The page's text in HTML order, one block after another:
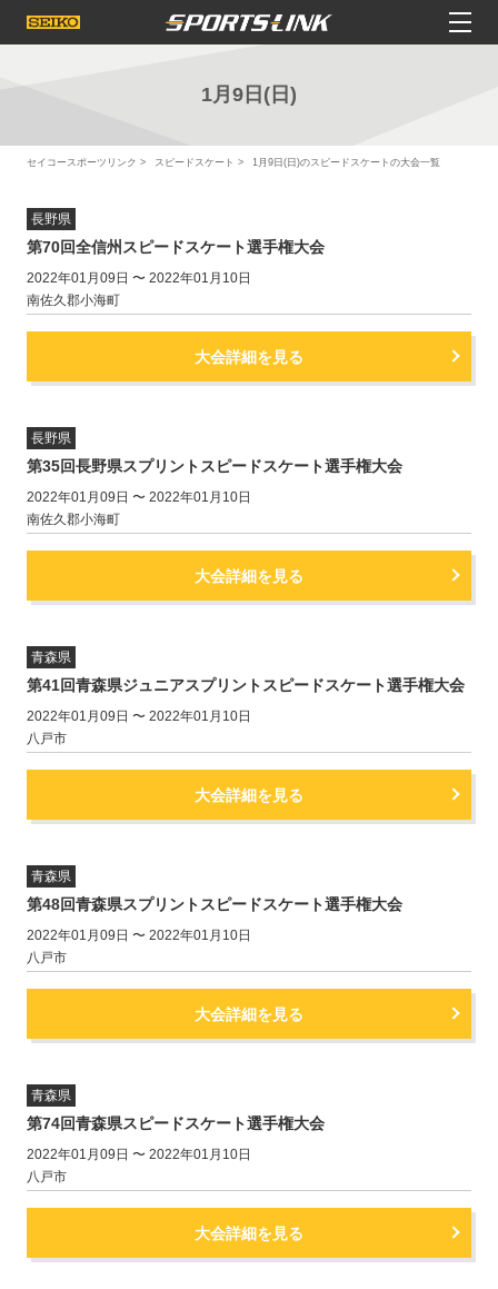
1月9日(日)
セイコースポーツリンク スピードスケート 1月9日(日)のスピードスケートの大会一覧
長野県
第70回全信州スピードスケート選手権大会
2022年01月09日 〜 2022年01月10日
南佐久郡小海町
大会詳細を見る
長野県
第35回長野県スプリントスピードスケート選手権大会
2022年01月09日 〜 2022年01月10日
南佐久郡小海町
大会詳細を見る
青森県
第41回青森県ジュニアスプリントスピードスケート選手権大会
2022年01月09日 〜 2022年01月10日
八戸市
大会詳細を見る
青森県
第48回青森県スプリントスピードスケート選手権大会
2022年01月09日 〜 2022年01月10日
八戸市
大会詳細を見る
青森県
第74回青森県スピードスケート選手権大会
2022年01月09日 〜 2022年01月10日
八戸市
大会詳細を見る